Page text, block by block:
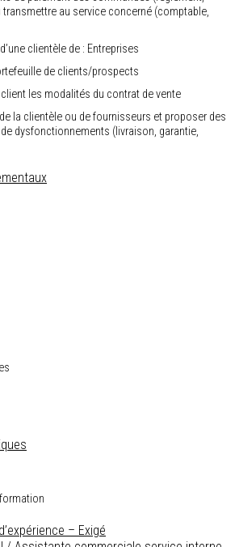
au service concerné (comptable,
clientèle de : Entreprises
de clients/prospects
les modalités du contrat de vente
la clientèle ou de fournisseurs et proposer des
dysfonctionnements (livraison, garantie,
– Exigé